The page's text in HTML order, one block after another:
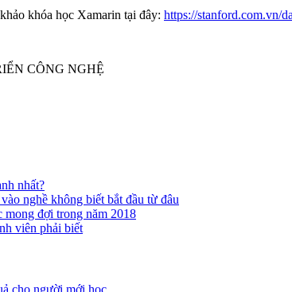
khóa học Xamarin tại đây: https://stanford.com.vn/
CÔNG NGHỆ
nhất?
nghề không biết bắt đầu từ đâu
đợi trong năm 2018
viên phải biết